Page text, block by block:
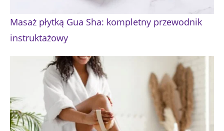
Masaż płytką Gua Sha: kompletny przewodnik
instruktażowy